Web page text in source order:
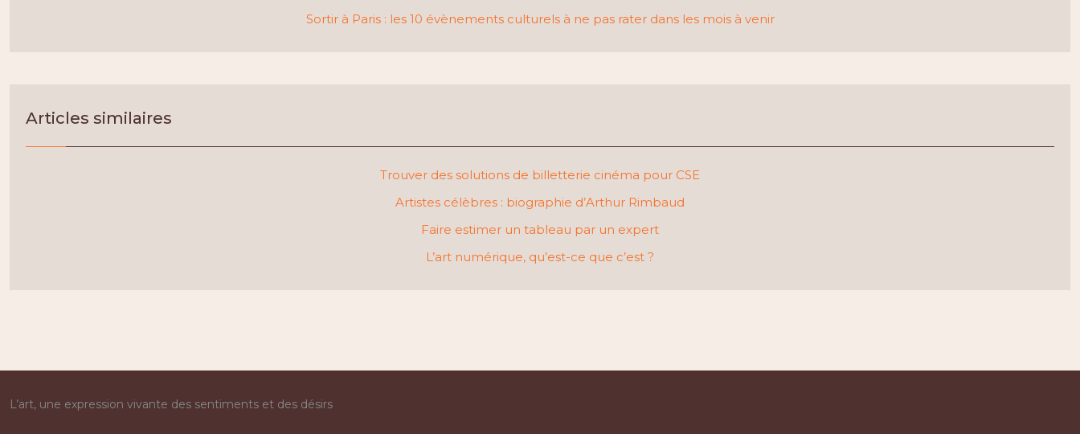
Sortir à Paris : les 10 évènements culturels à ne pas rater dans les mois à venir
Articles similaires
Trouver des solutions de billetterie cinéma pour CSE
Artistes célèbres : biographie d’Arthur Rimbaud
Faire estimer un tableau par un expert
L’art numérique, qu’est-ce que c’est ?
L’art, une expression vivante des sentiments et des désirs